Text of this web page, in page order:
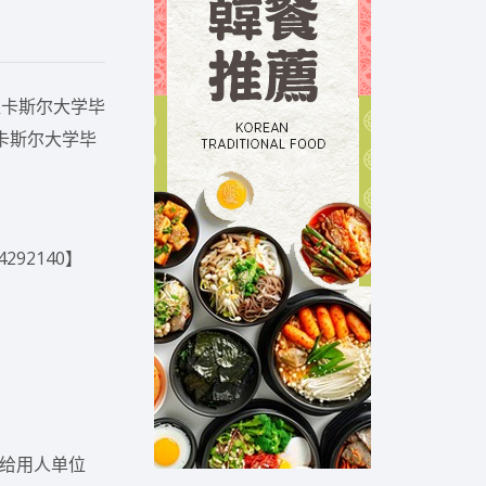
斯尔大学毕
斯尔大学毕
】
用人单位